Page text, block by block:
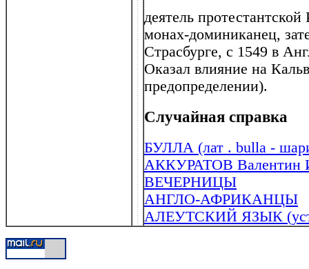
деятель
монах-доминиканец,
Страсбурге, с 1549 в
Оказал влияние на
предопределении).
Случайная справка
БУЛЛА (лат . bulla -
АККУРАТОВ Валентин
ВЕЧЕРНИЦЫ
АНГЛО-АФРИКАНЦЫ
АЛЕУТСКИЙ ЯЗЫК